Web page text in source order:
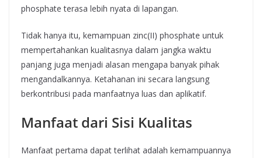
phosphate terasa lebih nyata di lapangan.
Tidak hanya itu, kemampuan zinc(II) phosphate untuk
mempertahankan kualitasnya dalam jangka waktu
panjang juga menjadi alasan mengapa banyak pihak
mengandalkannya. Ketahanan ini secara langsung
berkontribusi pada manfaatnya luas dan aplikatif.
Manfaat dari Sisi Kualitas
Manfaat pertama dapat terlihat adalah kemampuannya